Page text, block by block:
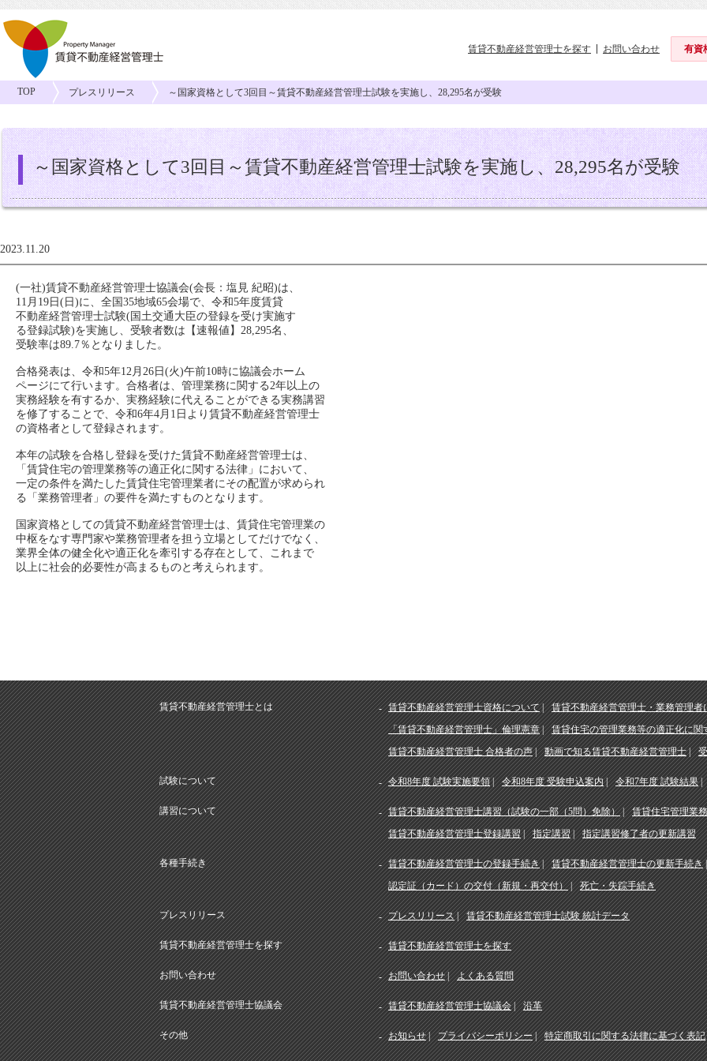
賃貸不動産経営管理士を探す お問い合わせ 有資
TOP プレスリリース ～国家資格として3回目～賃貸不動産経営管理士試験を実施し、28,295名が受験
～国家資格として3回目～賃貸不動産経営管理士試験を実施し、28,295名が受験
2023.11.20
(一社)賃貸不動産経営管理士協議会(会長：塩見 紀昭)は、
11月19日(日)に、全国35地域65会場で、令和5年度賃貸
不動産経営管理士試験(国土交通大臣の登録を受け実施す
る登録試験)を実施し、受験者数は【速報値】28,295名、
受験率は89.7％となりました。
合格発表は、令和5年12月26日(火)午前10時に協議会ホーム
ページにて行います。合格者は、管理業務に関する2年以上の
実務経験を有するか、実務経験に代えることができる実務講習
を修了することで、令和6年4月1日より賃貸不動産経営管理士
の資格者として登録されます。
本年の試験を合格し登録を受けた賃貸不動産経営管理士は、
「賃貸住宅の管理業務等の適正化に関する法律」において、
一定の条件を満たした賃貸住宅管理業者にその配置が求められ
る「業務管理者」の要件を満たすものとなります。
国家資格としての賃貸不動産経営管理士は、賃貸住宅管理業の
中枢をなす専門家や業務管理者を担う立場としてだけでなく、
業界全体の健全化や適正化を牽引する存在として、これまで
以上に社会的必要性が高まるものと考えられます。
賃貸不動産経営管理士とは 賃貸不動産経営管理士資格について
賃貸不動産経営管理士・業務管理者
「賃貸不動産経営管理士」倫理憲章
賃貸住宅の管理業務等の適正化に関
賃貸不動産経営管理士 合格者の声
動画で知る賃貸不動産経営管理士
試験について 令和8年度 試験実施要領 令和8年度 受験申込案内 令和7年度 試験結果
講習について 賃貸不動産経営管理士講習（試験の一部（5問）免除）
賃貸住宅管理業
賃貸不動産経営管理士登録講習
指定講習 指定講習修了者の更新講習
各種手続き 賃貸不動産経営管理士の登録手続き 賃貸不動産経営管理士の更新手続き
認定証（カード）の交付（新規・再交付）
死亡・失踪手続き
プレスリリース プレスリリース 賃貸不動産経営管理士試験 統計データ
賃貸不動産経営管理士を探す 賃貸不動産経営管理士を探す
お問い合わせ お問い合わせ よくある質問
賃貸不動産経営管理士協議会 賃貸不動産経営管理士協議会 沿革
その他 お知らせ プライバシーポリシー 特定商取引に関する法律に基づく表記